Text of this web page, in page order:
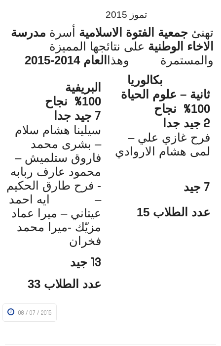
تموز 2015
تهنئ جمعية الفتوة الاسلامية أسرة مدرسة
الاخاء الوطنية على نتائجها المميزة
والمستمرة
وهذا العام 2014- 2015
البريفية
100
% نجاح
7 جيد جدا
سيلينا هشام سلام
– بشرى محمد
فاروق ستلميش –
محمود عارف ربابه
- فرح طارق الحكيم
– ايه احمد
عيتاني – ميرا عماد
مزيّك -ميرا محمد
فخران
13 جيد
عدد الطلاب 33
بكالوريا
ثانية – علوم الحياة
100
% نجاح
2 جيد جدا
فرح غازي علي –
لمى هشام الاروادي
7 جيد
عدد الطلاب 15
08 / 07 / 2015